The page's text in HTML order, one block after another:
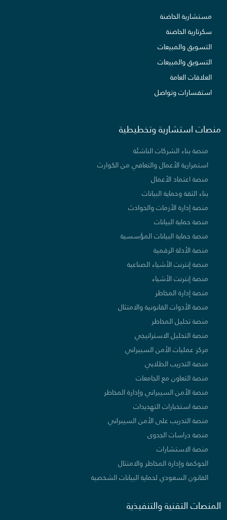
مستشارية الحاضنة
سكرتارية الحاضنة
التسويق والمبيعات
التسويق والمبيعات
العلاقات العامة
استفسارات وتواصل
منصات استشارية وتخطيطية
منصة بناء الشركات الناشئة
استمرارية الأعمال والتعافي من الكوارث
منصة اعتماد الأعمال
بناء الثقة وحماية البيانات
منصة إدارة الأزمات والحوادث
منصة حماية البيانات
منصة حماية البيانات المؤسسية
منصة الأدلة الرقمية
منصة إنترنت الأشياء الصناعية
منصة إنترنت الأشياء
منصة إدارة المخاطر
منصة الأدوات القانونية والامتثال
منصة تحليل المخاطر
منصة التحليل الاستراتيجي
مركز عمليات الأمن السيبراني
منصة التدريب الطلابي
منصة التعاون مع الجامعات
منصة الأمن السيبراني وإدارة المخاطر
منصة استخبارات التهديدات
منصة التدريب على الأمن السيبراني
منصة دراسات الجدوى
منصة الاستشارات
الحوكمة وإدارة المخاطر والامتثال
القانون السعودي لحماية البيانات الشخصية
المنصات التقنية والتنفيذية